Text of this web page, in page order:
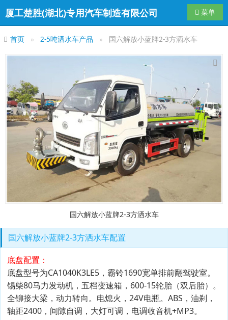
厦工楚胜(湖北)专用汽车制造有限公司 导航切换
菜单
首页 2-5吨洒水车产品 国六解放小蓝牌2-3方洒水车
国六解放小蓝牌2-3方洒水车
国六解放小蓝牌2-3方洒水车配置
底盘配置：
底盘型号为CA1040K3LE5，霸铃1690宽单排前翻驾驶室。
锡柴80马力发动机，五档变速箱，600-15轮胎（双后胎）。
全铆接大梁，动力转向。电熄火，24V电瓶。ABS，油刹，
轴距2400，间隙自调，大灯可调，电调收音机+MP3。